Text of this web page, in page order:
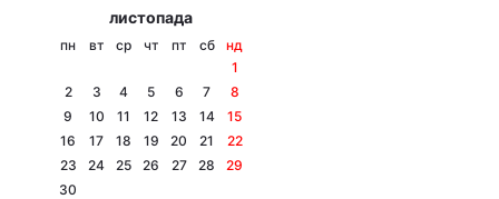
листопада
пн вт ср чт пт сб
нд
1
2
3 4 5 6 7
8
9
10 11 12 13 14
15
16
17 18 19 20 21
22
23
24 25 26 27 28
29
30